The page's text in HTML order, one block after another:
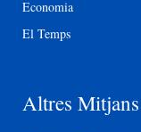
Economia
El Temps
Altres Mitjans